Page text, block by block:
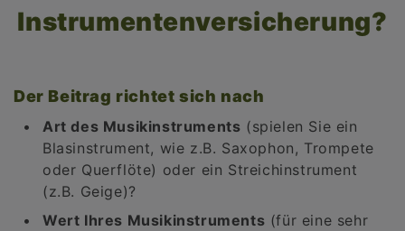
Instrumentenversicherung?
Der Beitrag richtet sich nach
Art des Musikinstruments (spielen Sie ein
Blasinstrument, wie z.B. Saxophon, Trompete
oder Querflöte) oder ein Streichinstrument
(z.B. Geige)?
Wert Ihres Musikinstruments (für eine sehr